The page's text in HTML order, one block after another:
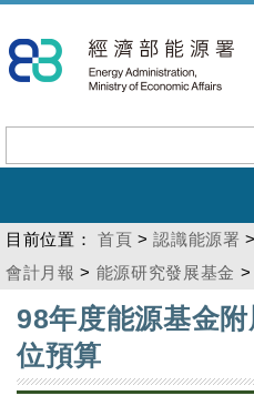
到
主
內
容
目前位置： 首頁 >認識能源署 >
會計月報 > 能源研究發展基金
98年度能源基金
位預算